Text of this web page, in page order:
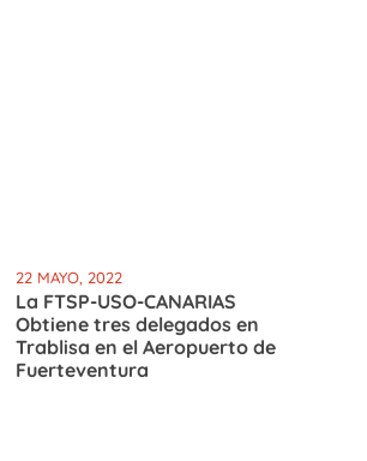
22 MAYO, 2022
La FTSP-USO-CANARIAS
Obtiene tres delegados en
Trablisa en el Aeropuerto de
Fuerteventura